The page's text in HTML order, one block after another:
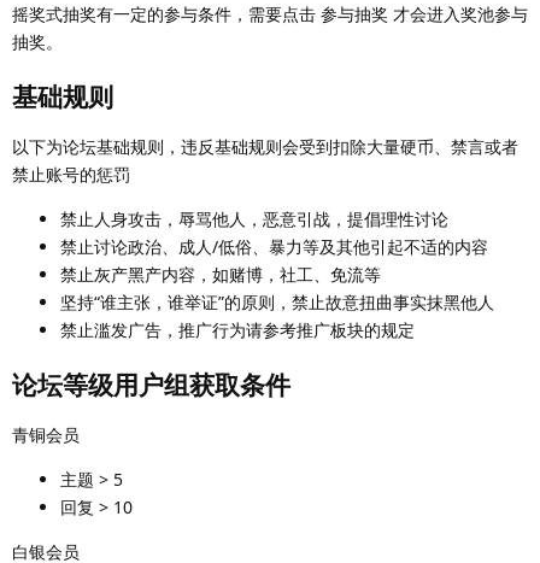
摇奖式抽奖有一定的参与条件，需要点击 参与抽奖 才会进入奖池参与
抽奖。
基础规则
以下为论坛基础规则，违反基础规则会受到扣除大量硬币、禁言或者
禁止账号的惩罚
禁止人身攻击，辱骂他人，恶意引战，提倡理性讨论
禁止讨论政治、成人/低俗、暴力等及其他引起不适的内容
禁止灰产黑产内容，如赌博，社工、免流等
坚持“谁主张，谁举证”的原则，禁止故意扭曲事实抹黑他人
禁止滥发广告，推广行为请参考推广板块的规定
论坛等级用户组获取条件
青铜会员
主题 > 5
回复 > 10
白银会员